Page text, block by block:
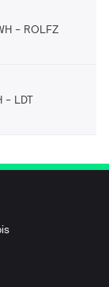
ROLFZ
LDT